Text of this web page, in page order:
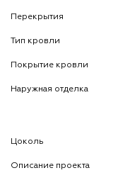
Перекрытия
Тип кровли
Покрытие кровли
Наружная отделка
Цоколь
Описание проекта